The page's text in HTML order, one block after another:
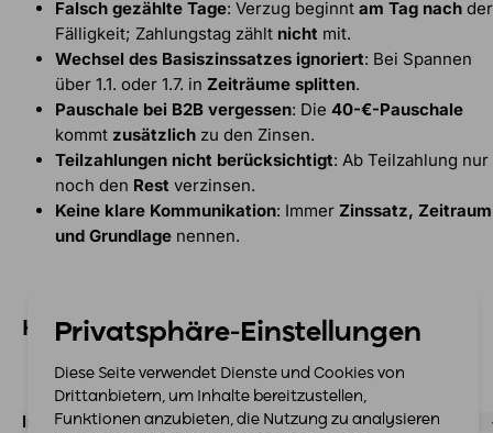
Falsch gezählte Tage: Verzug beginnt am Tag nach der
Fälligkeit; Zahlungstag zählt nicht mit.
Wechsel des Basiszinssatzes ignoriert: Bei Spannen
über 1.1. oder 1.7. in Zeiträume splitten.
Pauschale bei B2B vergessen: Die 40-€-Pauschale
kommt zusätzlich zu den Zinsen.
Teilzahlungen nicht berücksichtigt: Ab Teilzahlung nur
noch den Rest verzinsen.
Keine klare Kommunikation: Immer Zinssatz, Zeitraum
und Grundlage nennen.
Häufig gestellte Fragen
Ist der Basiszinssatz immer gleich?
Privatsphäre-Einstellungen
Diese Seite verwendet Dienste und Cookies von
Drittanbietern, um Inhalte bereitzustellen,
Funktionen anzubieten, die Nutzung zu analysieren